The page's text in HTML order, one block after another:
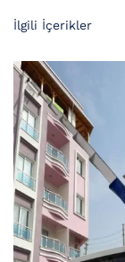
İlgili İçerikler